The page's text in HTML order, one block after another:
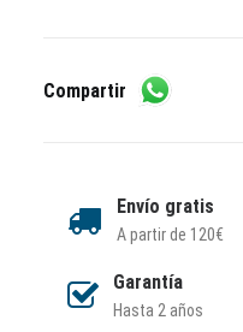
Compartir
Envío gratis
A partir de 120€
Garantía
Hasta 2 años